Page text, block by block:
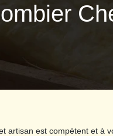
artisan est compétent et à